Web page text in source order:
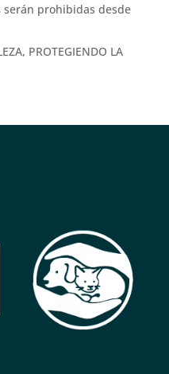
prohibidas desde
PROTEGIENDO LA